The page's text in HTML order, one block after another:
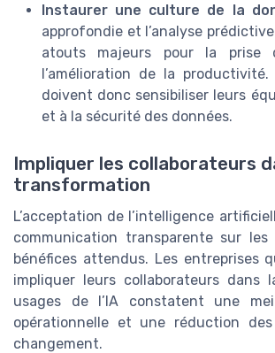
Instaurer une culture de la
approfondie et l’analyse
atouts majeurs pour la prise
l’amélioration de la
doivent donc sensibiliser leurs
et à la sécurité des données.
Impliquer les collaborateurs
transformation
L’acceptation de l’intelligence
communication transparente sur
bénéfices attendus. Les entreprises
impliquer leurs collaborateurs dans
usages de l’IA constatent une
opérationnelle et une réduction
changement.